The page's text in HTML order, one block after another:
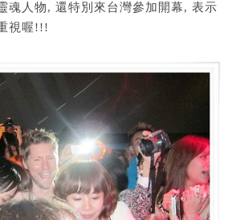
魂人物, 還特別來台灣參加開幕, 表示
視喔!!!